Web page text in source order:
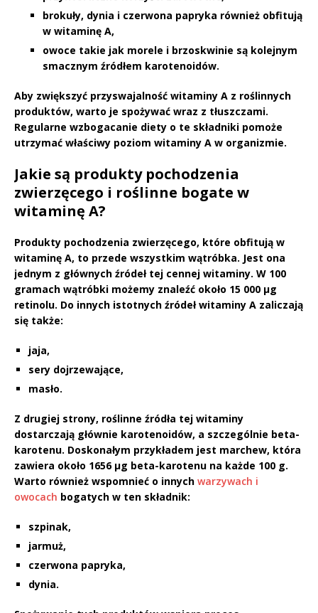
brokuły, dynia i czerwona papryka również obfitują
w witaminę A,
owoce takie jak morele i brzoskwinie są kolejnym
smacznym źródłem karotenoidów.
Aby zwiększyć przyswajalność witaminy A z roślinnych
produktów, warto je spożywać wraz z tłuszczami.
Regularne wzbogacanie diety o te składniki pomoże
utrzymać właściwy poziom witaminy A w organizmie.
Jakie są produkty pochodzenia
zwierzęcego i roślinne bogate w
witaminę A?
Produkty pochodzenia zwierzęcego, które obfitują w
witaminę A, to przede wszystkim wątróbka. Jest ona
jednym z głównych źródeł tej cennej witaminy. W 100
gramach wątróbki możemy znaleźć około 15 000 μg
retinolu. Do innych istotnych źródeł witaminy A zaliczają
się także:
jaja,
sery dojrzewające,
masło.
Z drugiej strony, roślinne źródła tej witaminy
dostarczają głównie karotenoidów, a szczególnie beta-
karotenu. Doskonałym przykładem jest marchew, która
zawiera około 1656 μg beta-karotenu na każde 100 g.
Warto również wspomnieć o innych warzywach i
owocach bogatych w ten składnik:
szpinak,
jarmuż,
czerwona papryka,
dynia.